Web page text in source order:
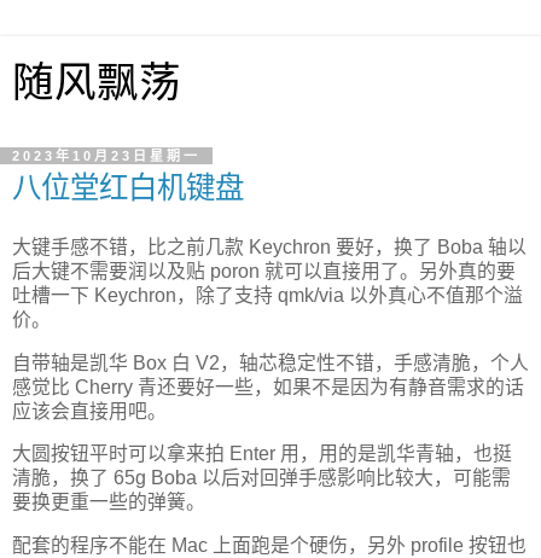
随风飘荡
2023年10月23日星期一
八位堂红白机键盘
大键手感不错，比之前几款 Keychron 要好，换了 Boba 轴以
后大键不需要润以及贴 poron 就可以直接用了。另外真的要
吐槽一下 Keychron，除了支持 qmk/via 以外真心不值那个溢
价。
自带轴是凯华 Box 白 V2，轴芯稳定性不错，手感清脆，个人
感觉比 Cherry 青还要好一些，如果不是因为有静音需求的话
应该会直接用吧。
大圆按钮平时可以拿来拍 Enter 用，用的是凯华青轴，也挺
清脆，换了 65g Boba 以后对回弹手感影响比较大，可能需
要换更重一些的弹簧。
配套的程序不能在 Mac 上面跑是个硬伤，另外 profile 按钮也